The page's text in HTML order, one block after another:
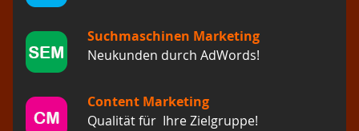
Suchmaschinen Marketing
Neukunden durch AdWords!
Content Marketing
Qualität für Ihre Zielgruppe!